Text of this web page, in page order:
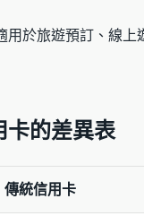
用於旅遊預訂、線
卡的差異表
傳統信用卡